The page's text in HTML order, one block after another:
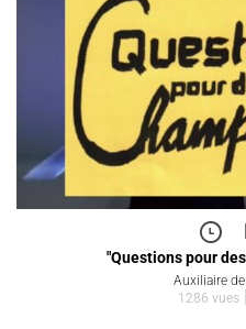
"Questions pour
Auxiliaire
1286 vues